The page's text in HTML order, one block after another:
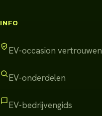
INFO
EV-occasion vertrouwen
EV-onderdelen
EV-bedrijvengids